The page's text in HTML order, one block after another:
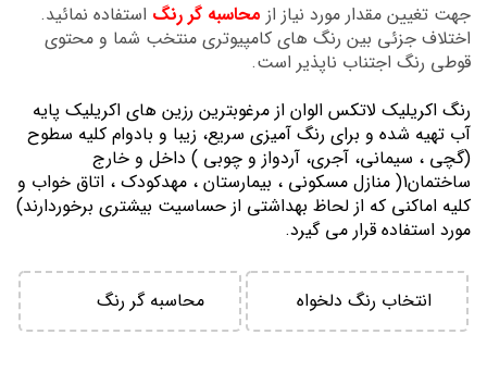
جهت تغیین مقدار مورد نیاز از محاسبه گر رنگ استفاده نمائید.
اختلاف جزئی بین رنگ های کامپیوتری منتخب شما و محتوی
قوطی رنگ اجتناب ناپذیر است.
رنگ اكريليك لاتكس الوان از مرغوبترين رزين هاي اكريليك پايه
آب تهيه شده و برای رنگ آمیزی سریع، زیبا و بادوام کلیه سطوح
(گچی ، سیمانی، آجری، آردواز و چوبی ) داخل و خارج
ساختمان1( منازل مسكوني ، بيمارستان ، مهدكودك ، اتاق خواب و
كليه اماكني كه از لحاظ بهداشتي از حساسيت بيشتري برخوردارند)
مورد استفاده قرار می گیرد.
انتخاب رنگ دلخواه محاسبه گر رنگ